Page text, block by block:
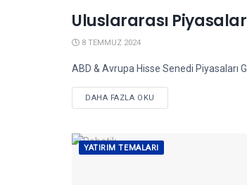
YURTDIŞI PIYASALAR
Uluslararası
8 TEMMUZ 2024
ABD & Avrupa Hisse Senedi Piyasaları
DAHA FAZLA OKU
YATIRIM TEMALARI